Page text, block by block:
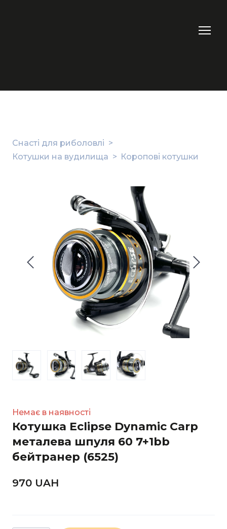
Снасті для риболовлі
Котушки на вудилища
Коропові котушки
Немає в наявності
Котушка Eclipse Dynamic Carp
металева шпуля 60 7+1bb
бейтранер (6525)
970 UAН